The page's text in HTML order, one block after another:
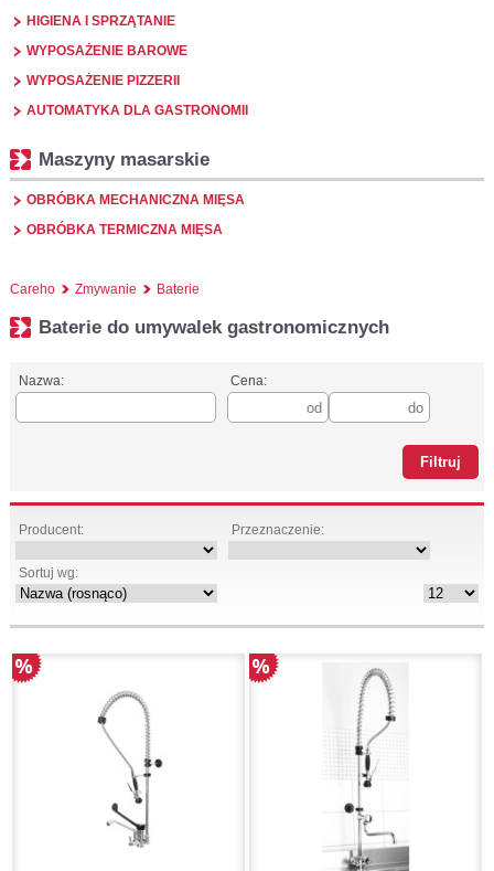
HIGIENA I SPRZĄTANIE
WYPOSAŻENIE BAROWE
WYPOSAŻENIE PIZZERII
AUTOMATYKA DLA GASTRONOMII
Maszyny masarskie
OBRÓBKA MECHANICZNA MIĘSA
OBRÓBKA TERMICZNA MIĘSA
Careho Zmywanie Baterie
Baterie do umywalek gastronomicznych
Nazwa: Cena:
Producent: Przeznaczenie:
Sortuj wg: